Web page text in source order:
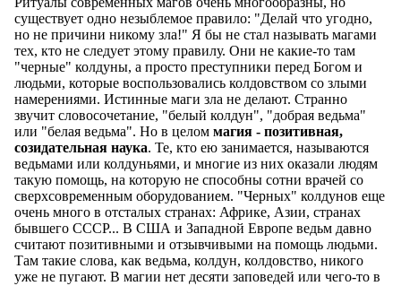
существует одно незыблемое правило: "Делай что угодно,
но не причини никому зла!" Я бы не стал называть магами
тех, кто не следует этому правилу. Они не какие-то там
"черные" колдуны, а просто преступники перед Богом и
людьми, которые воспользовались колдовством со злыми
намерениями. Истинные маги зла не делают. Странно
звучит словосочетание, "белый колдун", "добрая ведьма"
или "белая ведьма". Но в целом магия - позитивная,
созидательная наука. Те, кто ею занимается, называются
ведьмами или колдуньями, и многие из них оказали людям
такую помощь, на которую не способны сотни врачей со
сверхсовременным оборудованием. "Черных" колдунов еще
очень много в отсталых странах: Африке, Азии, странах
бывшего СССР... В США и Западной Европе ведьм давно
считают позитивными и отзывчивыми на помощь людьми.
Там такие слова, как ведьма, колдун, колдовство, никого
уже не пугают. В магии нет десяти заповедей или чего-то в